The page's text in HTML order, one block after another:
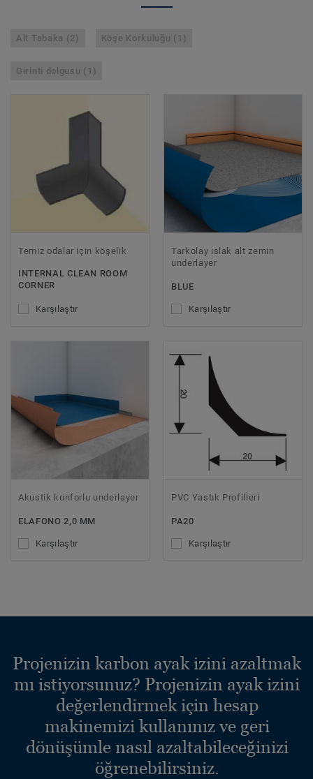
Alt Tabaka (2) Köşe Korkuluğu (1)
Girinti dolgusu (1)
Temiz odalar için köşelik
INTERNAL CLEAN ROOM
CORNER
Karşılaştır
Tarkolay ıslak alt zemin
underlayer
BLUE
Karşılaştır
Akustik konforlu underlayer
ELAFONO 2,0 MM
Karşılaştır
PVC Yastık Profilleri
PA20
Karşılaştır
Projenizin karbon ayak izini azaltmak
mı istiyorsunuz? Projenizin ayak izini
değerlendirmek için hesap
makinemizi kullanınız ve geri
dönüşümle nasıl azaltabileceğinizi
öğrenebilirsiniz.